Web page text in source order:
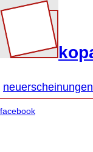
neuerscheinungen
facebook